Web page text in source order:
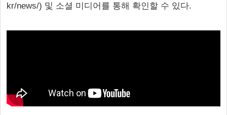
kr/news/) 및 소셜 미디어를 통해 확인할 수 있다.